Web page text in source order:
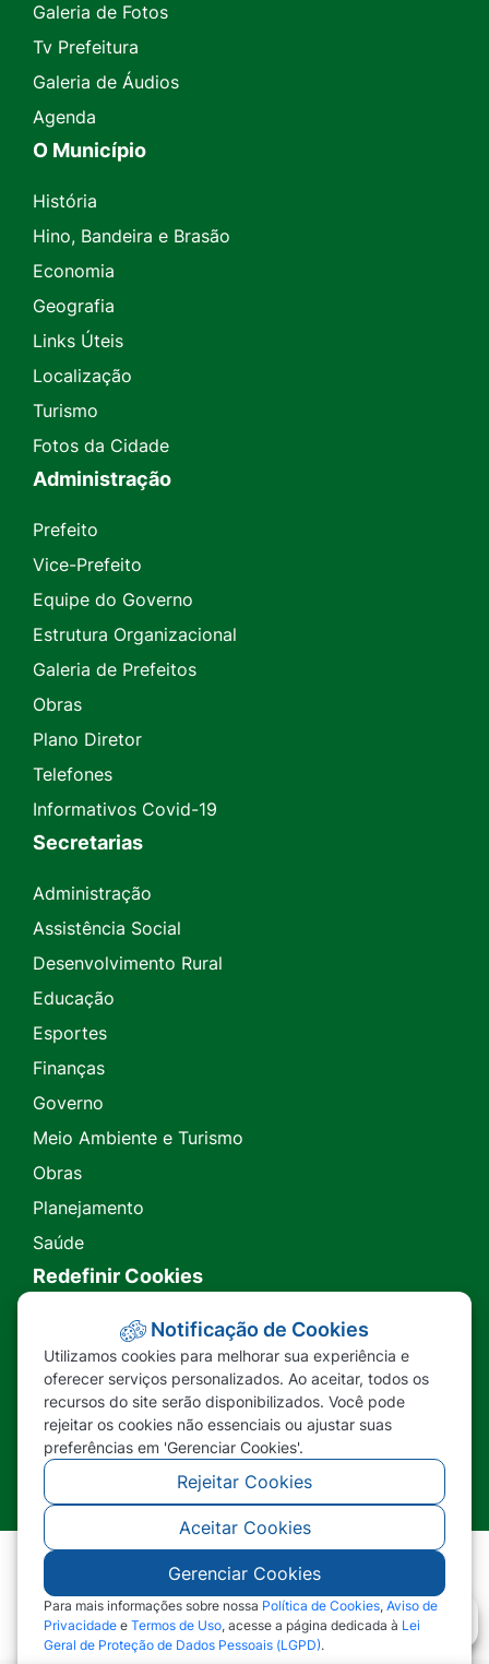
Galeria de Fotos
Tv Prefeitura
Galeria de Áudios
Agenda
O Município
História
Hino, Bandeira e Brasão
Economia
Geografia
Links Úteis
Localização
Turismo
Fotos da Cidade
Administração
Prefeito
Vice-Prefeito
Equipe do Governo
Estrutura Organizacional
Galeria de Prefeitos
Obras
Plano Diretor
Telefones
Informativos Covid-19
Secretarias
Administração
Assistência Social
Desenvolvimento Rural
Educação
Esportes
Finanças
Governo
Meio Ambiente e Turismo
Obras
Planejamento
Saúde
Redefinir Cookies
Transparência
Ouvidoria
SIC
©2026 - Prefeitura Municipal de Nova Lacerda -
MT - Todos os direitos reservados
Notificação de Cookies
Utilizamos cookies para melhorar sua experiência e
oferecer serviços personalizados. Ao aceitar, todos os
recursos do site serão disponibilizados. Você pode
rejeitar os cookies não essenciais ou ajustar suas
preferências em 'Gerenciar Cookies'.
Rejeitar Cookies
Aceitar Cookies
Gerenciar Cookies
Para mais informações sobre nossa Política de Cookies, Aviso de
Privacidade e Termos de Uso, acesse a página dedicada à Lei
Geral de Proteção de Dados Pessoais (LGPD).